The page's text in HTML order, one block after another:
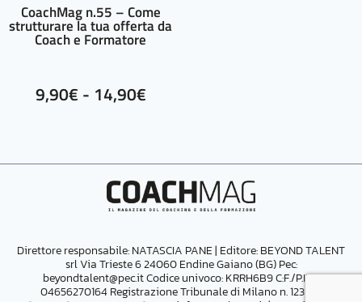
CoachMag n.55 – Come
strutturare la tua offerta da
Coach e Formatore
9,90€ - 14,90€
Direttore responsabile: NATASCIA PANE | Editore: BEYOND TALENT
srl Via Trieste 6 24060 Endine Gaiano (BG) Pec:
beyondtalent@pec.itCodice univoco: KRRH6B9 C:F./P.IVA
04656270164 Registrazione Tribunale di Milano n. 123 del